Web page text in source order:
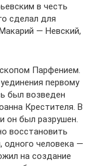
в честь
сделал для
— Невский,
Парфением.
первому
был возведен
Крестителя. В
он был разрушен.
восстановить
одного человека —
на создание